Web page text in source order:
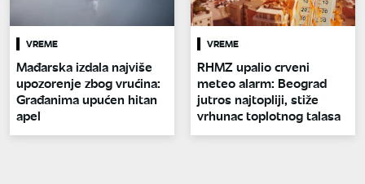
VREME
Mađarska izdala najviše
upozorenje zbog vrućina:
Građanima upućen hitan
apel
VREME
RHMZ upalio crveni
meteo alarm: Beograd
jutros najtopliji, stiže
vrhunac toplotnog talasa